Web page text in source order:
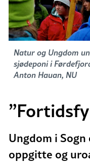
Natur og Ungdom
sjødeponi i
Anton Hauan, NU
Ungdom i
oppgitte og